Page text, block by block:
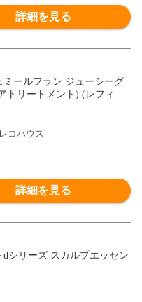
詳細を見る
ミールフラン ジューシーグ
トリートメント) (レフィル)
コハウス
詳細を見る
dシリーズ スカルプエッセン